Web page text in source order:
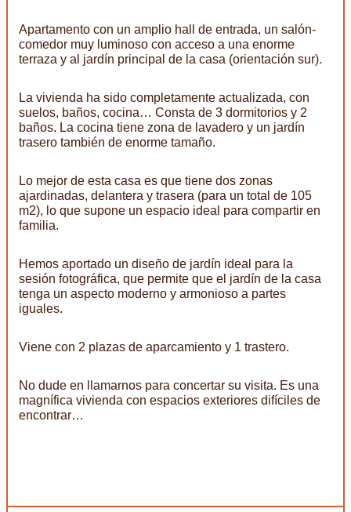
Apartamento con un amplio hall de entrada, un salón-
comedor muy luminoso con acceso a una enorme
terraza y al jardín principal de la casa (orientación sur).
La vivienda ha sido completamente actualizada, con
suelos, baños, cocina… Consta de 3 dormitorios y 2
baños. La cocina tiene zona de lavadero y un jardín
trasero también de enorme tamaño.
Lo mejor de esta casa es que tiene dos zonas
ajardinadas, delantera y trasera (para un total de 105
m2), lo que supone un espacio ideal para compartir en
familia.
Hemos aportado un diseño de jardín ideal para la
sesión fotográfica, que permite que el jardín de la casa
tenga un aspecto moderno y armonioso a partes
iguales.
Viene con 2 plazas de aparcamiento y 1 trastero.
No dude en llamarnos para concertar su visita. Es una
magnífica vivienda con espacios exteriores difíciles de
encontrar…